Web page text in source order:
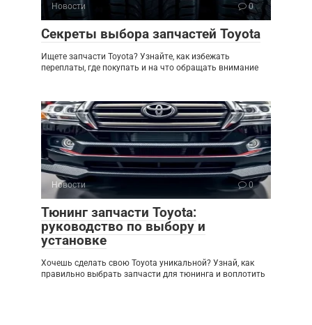
Новости 0
Секреты выбора запчастей Toyota
Ищете запчасти Toyota? Узнайте, как избежать
переплаты, где покупать и на что обращать внимание
Новости 0
Тюнинг запчасти Toyota:
руководство по выбору и
установке
Хочешь сделать свою Toyota уникальной? Узнай, как
правильно выбрать запчасти для тюнинга и воплотить